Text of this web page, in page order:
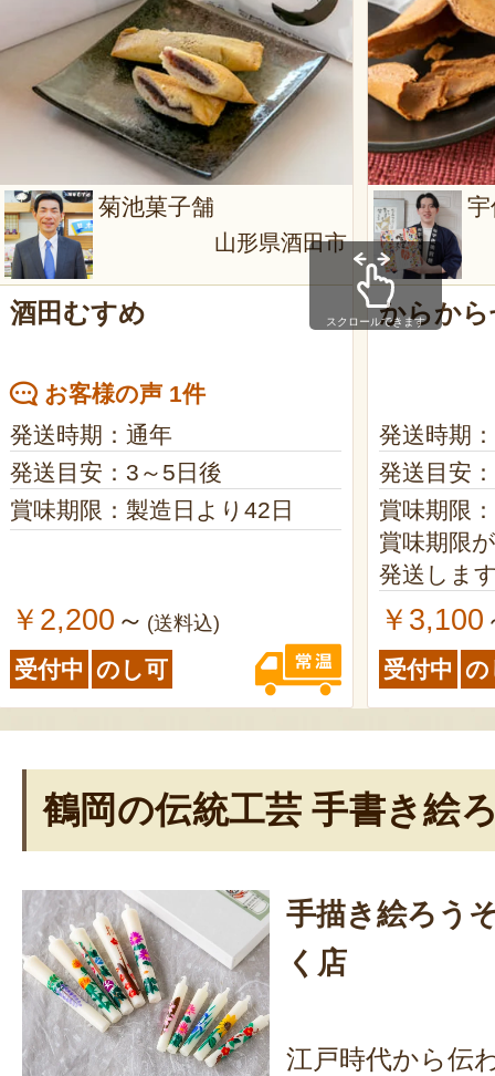
菊池菓子舗
山形県酒田市
酒田むすめ
お客様の声 1件
発送時期：通年
発送目安：3～5日後
賞味期限：製造日より42日
￥2,200 ～ (送料込)
受付中 のし可
からか
発送時期
発送目安
賞味期限
賞味期限
発送しま
￥3,100
受付中 の
スクロールできます
鶴岡の伝統工芸 手書き絵
手描き絵ろう
く店
江戸時代から伝